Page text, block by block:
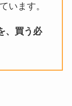
います。
、買う必